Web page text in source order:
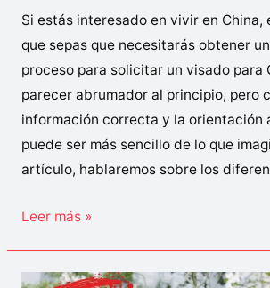
Si estás interesado en vivir en China,
que sepas que necesitarás obtener
proceso para solicitar un visado para
parecer abrumador al principio, pero
información correcta y la orientación
puede ser más sencillo de lo que
artículo, hablaremos sobre los
¿Cómo
Leer más »